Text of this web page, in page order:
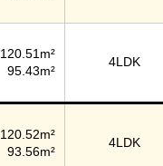
120.51m²
95.43m²
4LDK
120.52m²
93.56m²
4LDK